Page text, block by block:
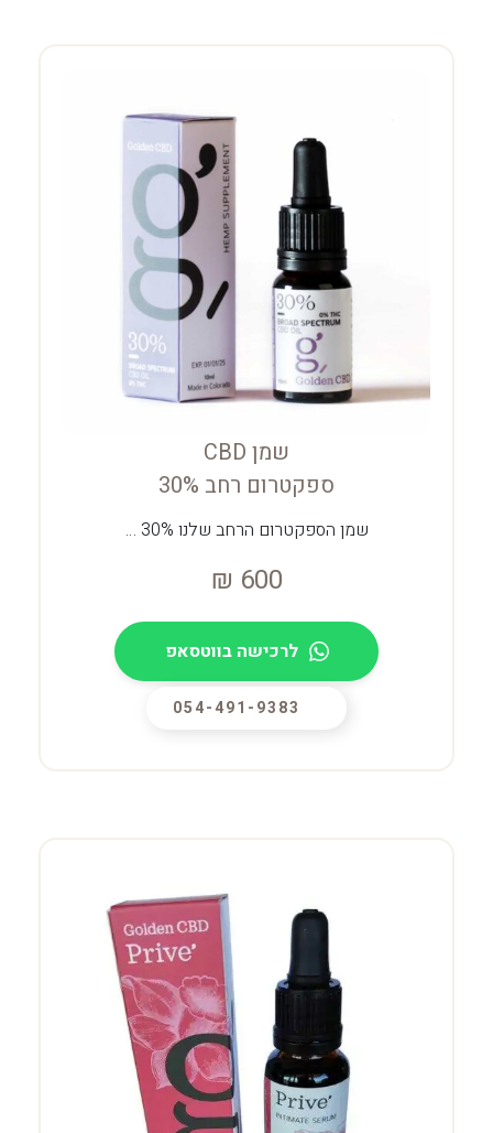
שמן CBD
ספקטרום רחב 30%
שמן הספקטרום הרחב שלנו 30% …
₪ 600
לרכישה בווטסאפ